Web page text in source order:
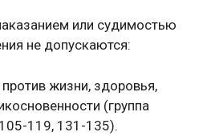
или судимостью
не допускаются:
жизни, здоровья,
(группа
119, 131-135).